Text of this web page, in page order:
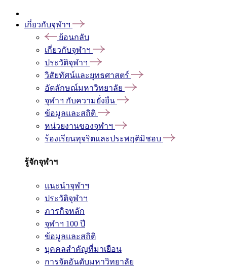
เกี่ยวกับจุฬาฯ
ย้อนกลับ
เกี่ยวกับจุฬาฯ
ประวัติจุฬาฯ
วิสัยทัศน์และยุทธศาสตร์
อัตลักษณ์มหาวิทยาลัย
จุฬาฯ กับความยั่งยืน
ข้อมูลและสถิติ
หน่วยงานของจุฬาฯ
ร้องเรียนทุจริตและประพฤติมิชอบ
รู้จักจุฬาฯ
แนะนำจุฬาฯ
ประวัติจุฬาฯ
ภารกิจหลัก
จุฬาฯ 100 ปี
ข้อมูลและสถิติ
บุคคลสำคัญที่มาเยือน
การจัดอันดับมหาวิทยาลัย